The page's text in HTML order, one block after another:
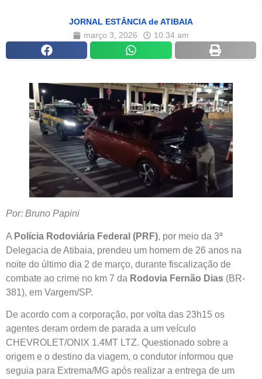
JORNAL ESTÂNCIA de ATIBAIA
março 3, 2026
10:34 am
Por: Bruno Papini
A Polícia Rodoviária Federal (PRF), por meio da 3ª
Delegacia de Atibaia, prendeu um homem de 26 anos na
noite do último dia 2 de março, durante fiscalização de
combate ao crime no km 7 da Rodovia Fernão Dias (BR-
381), em Vargem/SP.
De acordo com a corporação, por volta das 23h15 os
agentes deram ordem de parada a um veículo
CHEVROLET/ONIX 1.4MT LTZ. Questionado sobre a
origem e o destino da viagem, o condutor informou que
seguia para Extrema/MG após realizar a entrega de um